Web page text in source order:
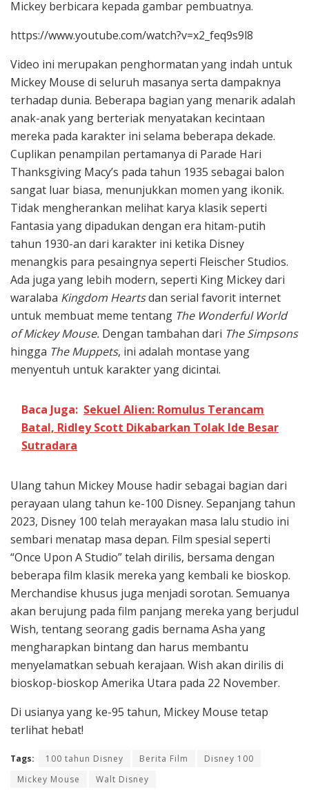
Mickey berbicara kepada gambar pembuatnya.
https://www.youtube.com/watch?v=x2_feq9s9l8
Video ini merupakan penghormatan yang indah untuk
Mickey Mouse di seluruh masanya serta dampaknya
terhadap dunia. Beberapa bagian yang menarik adalah
anak-anak yang berteriak menyatakan kecintaan
mereka pada karakter ini selama beberapa dekade.
Cuplikan penampilan pertamanya di Parade Hari
Thanksgiving Macy’s pada tahun 1935 sebagai balon
sangat luar biasa, menunjukkan momen yang ikonik.
Tidak mengherankan melihat karya klasik seperti
Fantasia yang dipadukan dengan era hitam-putih
tahun 1930-an dari karakter ini ketika Disney
menangkis para pesaingnya seperti Fleischer Studios.
Ada juga yang lebih modern, seperti King Mickey dari
waralaba Kingdom Heartsdan serial favorit internet
untuk membuat meme tentang The Wonderful World
of Mickey Mouse. Dengan tambahan dari The Simpsons
hingga The Muppets, ini adalah montase yang
menyentuh untuk karakter yang dicintai.
Baca Juga: Sekuel Alien: Romulus Terancam
Batal, Ridley Scott Dikabarkan Tolak Ide Besar
Sutradara
Ulang tahun Mickey Mouse hadir sebagai bagian dari
perayaan ulang tahun ke-100 Disney. Sepanjang tahun
2023, Disney 100 telah merayakan masa lalu studio ini
sembari menatap masa depan. Film spesial seperti
“Once Upon A Studio” telah dirilis, bersama dengan
beberapa film klasik mereka yang kembali ke bioskop.
Merchandise khusus juga menjadi sorotan. Semuanya
akan berujung pada film panjang mereka yang berjudul
Wish, tentang seorang gadis bernama Asha yang
mengharapkan bintang dan harus membantu
menyelamatkan sebuah kerajaan. Wish akan dirilis di
bioskop-bioskop Amerika Utara pada 22 November.
Di usianya yang ke-95 tahun, Mickey Mouse tetap
terlihat hebat!
Tags: 100 tahun Disney Berita Film
Disney 100
Mickey Mouse
Walt Disney